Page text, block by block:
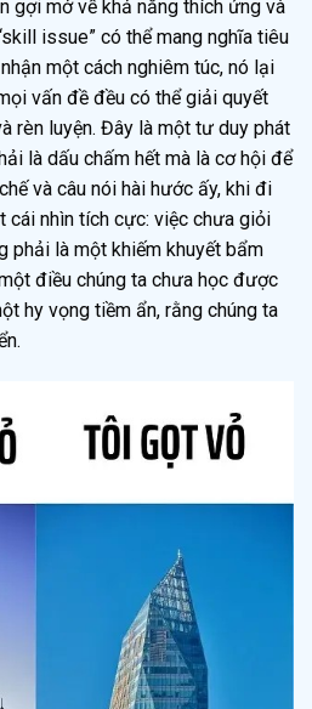
gợi mở về khả năng thích ứng và
issue” có thể mang nghĩa tiêu
một cách nghiêm túc, nó lại
vấn đề đều có thể giải quyết
rèn luyện. Đây là một tư duy phát
là dấu chấm hết mà là cơ hội để
và câu nói hài hước ấy, khi đi
cái nhìn tích cực: việc chưa giỏi
phải là một khiếm khuyết bẩm
điều chúng ta chưa học được
hy vọng tiềm ẩn, rằng chúng ta